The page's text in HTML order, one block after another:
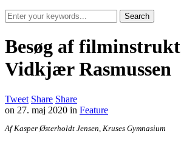
Besøg af
Vidkjær Rasmussen
Tweet Share Share
on 27. maj 2020 in Feature
Af Kasper Østerholdt Jensen, Kruses Gymnasium